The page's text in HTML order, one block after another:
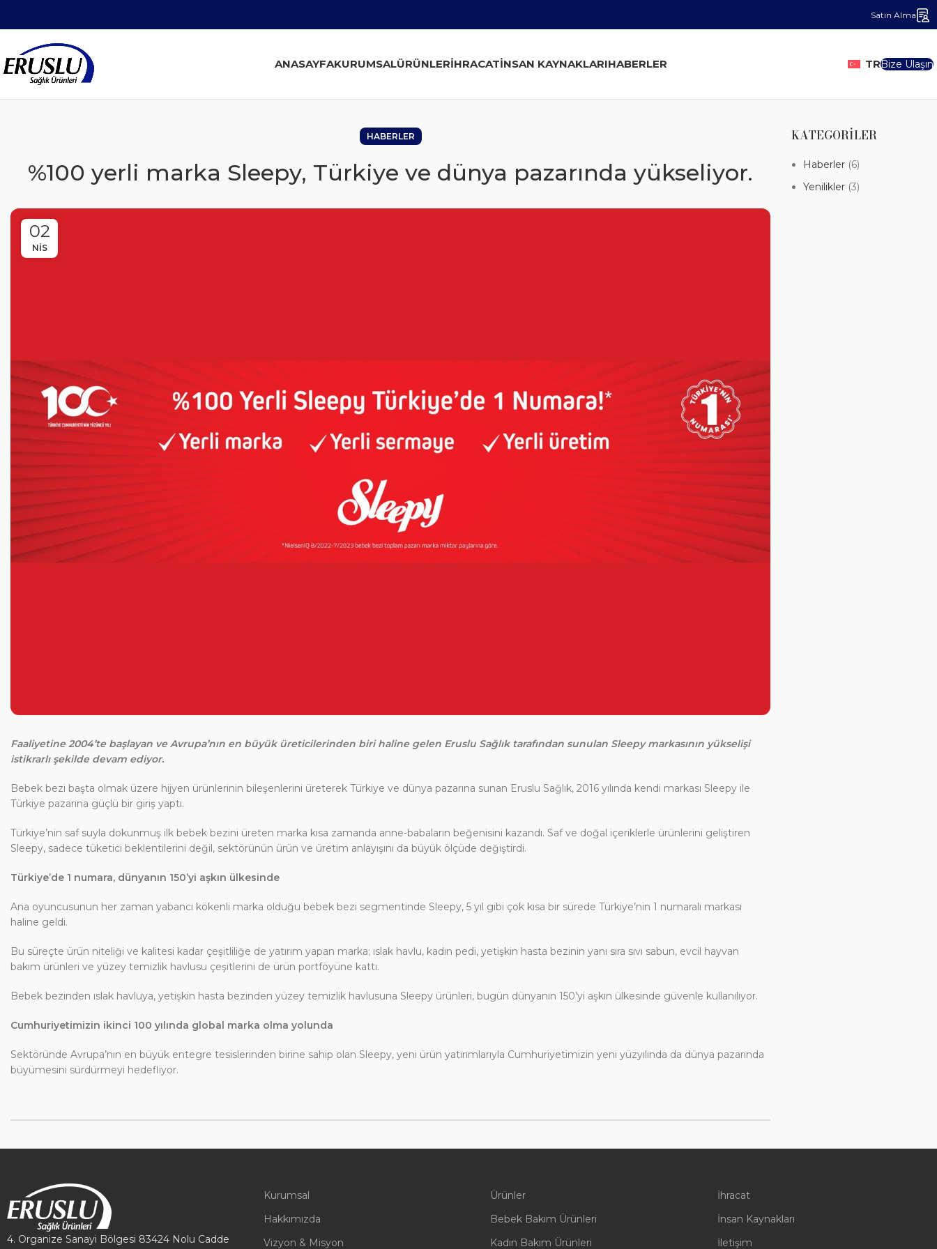
Satın Alma
ANASAYFAKURUMSALÜRÜNLERİHRACATİNSAN KAYNAKLARIHABERLER TRBize Ulaşın
HABERLER
%100 yerli marka Sleepy, Türkiye ve dünya pazarında yükseliyor.
02
NIS
Faaliyetine 2004’te başlayan ve Avrupa’nın en büyük üreticilerinden biri haline gelen Eruslu Sağlık tarafından sunulan Sleepy markasının yükselişi
istikrarlı şekilde devam ediyor.
Bebek bezi başta olmak üzere hijyen ürünlerinin bileşenlerini üreterek Türkiye ve dünya pazarına sunan Eruslu Sağlık, 2016 yılında kendi markası Sleepy ile
Türkiye pazarına güçlü bir giriş yaptı.
Türkiye’nin saf suyla dokunmuş ilk bebek bezini üreten marka kısa zamanda anne-babaların beğenisini kazandı. Saf ve doğal içeriklerle ürünlerini geliştiren
Sleepy, sadece tüketici beklentilerini değil, sektörünün ürün ve üretim anlayışını da büyük ölçüde değiştirdi.
Türkiye’de 1 numara, dünyanın 150’yi aşkın ülkesinde
Ana oyuncusunun her zaman yabancı kökenli marka olduğu bebek bezi segmentinde Sleepy, 5 yıl gibi çok kısa bir sürede Türkiye’nin 1 numaralı markası
haline geldi.
Bu süreçte ürün niteliği ve kalitesi kadar çeşitliliğe de yatırım yapan marka; ıslak havlu, kadın pedi, yetişkin hasta bezinin yanı sıra sıvı sabun, evcil hayvan
bakım ürünleri ve yüzey temizlik havlusu çeşitlerini de ürün portföyüne kattı.
Bebek bezinden ıslak havluya, yetişkin hasta bezinden yüzey temizlik havlusuna Sleepy ürünleri, bugün dünyanın 150’yi aşkın ülkesinde güvenle kullanılıyor.
Cumhuriyetimizin ikinci 100 yılında global marka olma yolunda
Sektöründe Avrupa’nın en büyük entegre tesislerinden birine sahip olan Sleepy, yeni ürün yatırımlarıyla Cumhuriyetimizin yeni yüzyılında da dünya pazarında
büyümesini sürdürmeyi hedefliyor.
KATEGORILER
Haberler (6)
Yenilikler (3)
4. Organize Sanayi Bölgesi 83424 Nolu Cadde
Kurumsal
Hakkımızda
Vizyon & Misyon
Ürünler
Bebek Bakım Ürünleri
Kadın Bakım Ürünleri
İhracat
İnsan Kaynakları
İletişim